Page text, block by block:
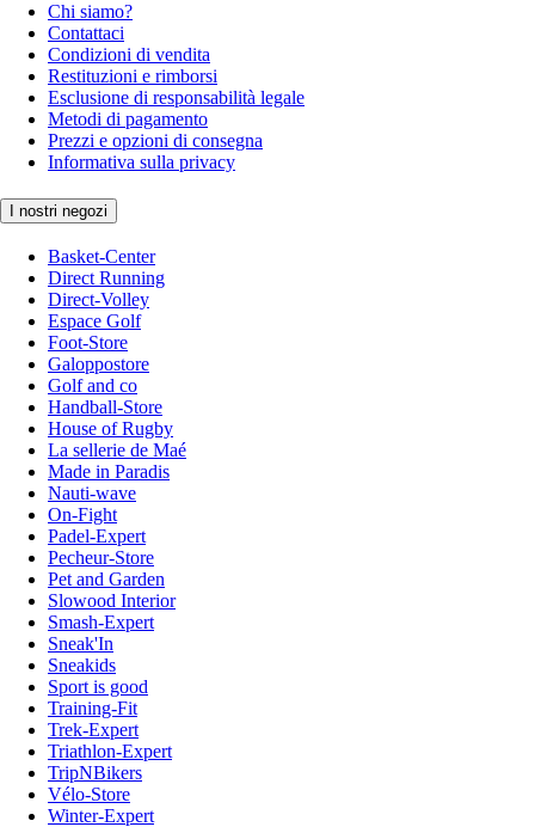
Chi siamo?
Contattaci
Condizioni di vendita
Restituzioni e rimborsi
Esclusione di responsabilità legale
Metodi di pagamento
Prezzi e opzioni di consegna
Informativa sulla privacy
I nostri negozi
Basket-Center
Direct Running
Direct-Volley
Espace Golf
Foot-Store
Galoppostore
Golf and co
Handball-Store
House of Rugby
La sellerie de Maé
Made in Paradis
Nauti-wave
On-Fight
Padel-Expert
Pecheur-Store
Pet and Garden
Slowood Interior
Smash-Expert
Sneak'In
Sneakids
Sport is good
Training-Fit
Trek-Expert
Triathlon-Expert
TripNBikers
Vélo-Store
Winter-Expert